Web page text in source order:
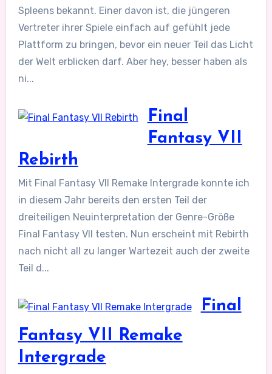
Spleens bekannt. Einer davon ist, die jüngeren
Vertreter ihrer Spiele einfach auf gefühlt jede
Plattform zu bringen, bevor ein neuer Teil das Licht
der Welt erblicken darf. Aber hey, besser haben als
ni...
Final
Fantasy VII
Rebirth
Mit Final Fantasy VII Remake Intergrade konnte ich
in diesem Jahr bereits den ersten Teil der
dreiteiligen Neuinterpretation der Genre-Größe
Final Fantasy VII testen. Nun erscheint mit Rebirth
nach nicht all zu langer Wartezeit auch der zweite
Teil d...
Final
Fantasy VII Remake
Intergrade